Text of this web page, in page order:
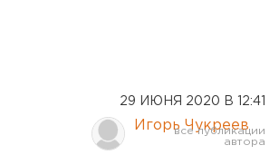
29 ИЮНЯ 2020 В 12:41
Игорь Чукреев